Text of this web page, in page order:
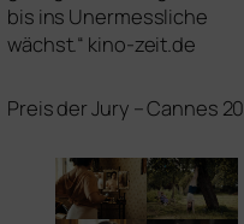
bis ins Unermessliche
wächst.“ kino-zeit.de
Preis der Jury – Cannes